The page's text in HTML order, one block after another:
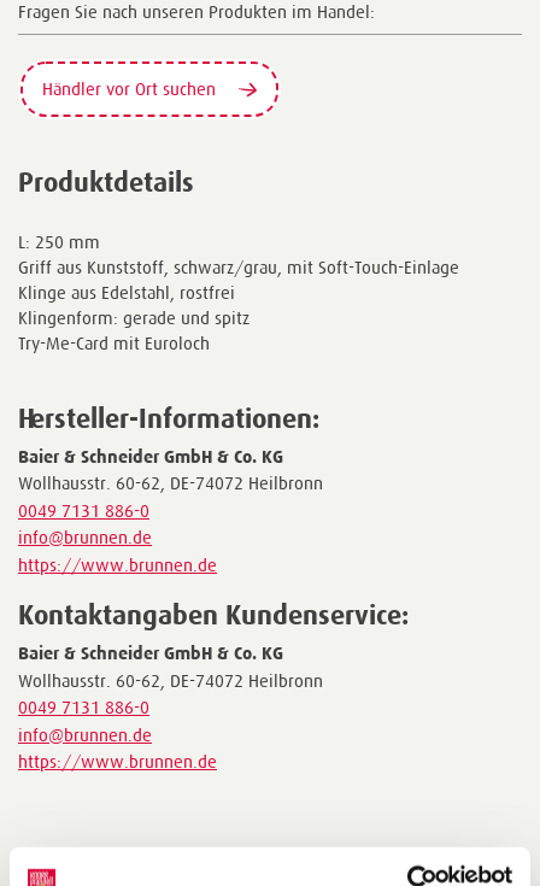
Fragen Sie nach unseren Produkten im Handel:
Händler vor Ort suchen
Produktdetails
L: 250 mm
Griff aus Kunststoff, schwarz/grau, mit Soft-Touch-Einlage
Klinge aus Edelstahl, rostfrei
Klingenform: gerade und spitz
Try-Me-Card mit Euroloch
Hersteller-Informationen:
Baier & Schneider GmbH & Co. KG
Wollhausstr. 60-62, DE-74072 Heilbronn
0049 7131 886-0
info@brunnen.de
https://www.brunnen.de
Kontaktangaben Kundenservice:
Baier & Schneider GmbH & Co. KG
Wollhausstr. 60-62, DE-74072 Heilbronn
0049 7131 886-0
info@brunnen.de
https://www.brunnen.de